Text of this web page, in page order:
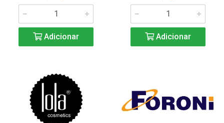
Adicionar Adicionar